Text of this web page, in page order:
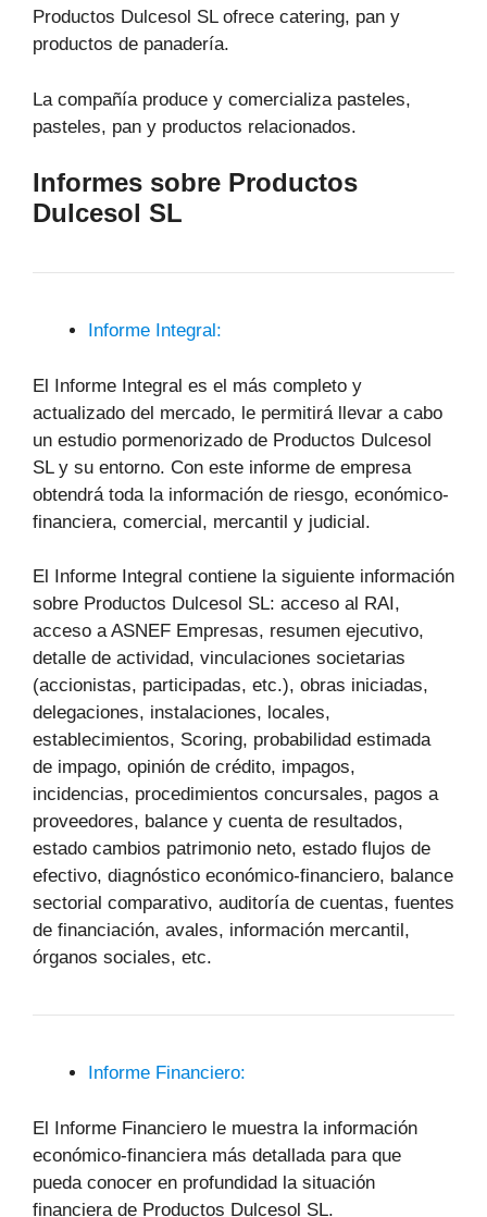
Productos Dulcesol SL ofrece catering, pan y
productos de panadería.
La compañía produce y comercializa pasteles,
pasteles, pan y productos relacionados.
Informes sobre Productos
Dulcesol SL
Informe Integral:
El Informe Integral es el más completo y
actualizado del mercado, le permitirá llevar a cabo
un estudio pormenorizado de Productos Dulcesol
SL y su entorno. Con este informe de empresa
obtendrá toda la información de riesgo, económico-
financiera, comercial, mercantil y judicial.
El Informe Integral contiene la siguiente información
sobre Productos Dulcesol SL: acceso al RAI,
acceso a ASNEF Empresas, resumen ejecutivo,
detalle de actividad, vinculaciones societarias
(accionistas, participadas, etc.), obras iniciadas,
delegaciones, instalaciones, locales,
establecimientos, Scoring, probabilidad estimada
de impago, opinión de crédito, impagos,
incidencias, procedimientos concursales, pagos a
proveedores, balance y cuenta de resultados,
estado cambios patrimonio neto, estado flujos de
efectivo, diagnóstico económico-financiero, balance
sectorial comparativo, auditoría de cuentas, fuentes
de financiación, avales, información mercantil,
órganos sociales, etc.
Informe Financiero:
El Informe Financiero le muestra la información
económico-financiera más detallada para que
pueda conocer en profundidad la situación
financiera de Productos Dulcesol SL.